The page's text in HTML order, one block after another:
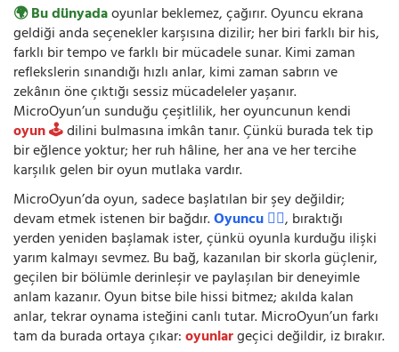
🌍 Bu dünyadaoyunlar beklemez, çağırır. Oyuncu ekrana
geldiği anda seçenekler karşısına dizilir; her biri farklı bir his,
farklı bir tempo ve farklı bir mücadele sunar. Kimi zaman
reflekslerin sınandığı hızlı anlar, kimi zaman sabrın ve
zekânın öne çıktığı sessiz mücadeleler yaşanır.
MicroOyun’un sunduğu çeşitlilik, her oyuncunun kendi
oyun 🕹️dilini bulmasına imkân tanır. Çünkü burada tek tip
bir eğlence yoktur; her ruh hâline, her ana ve her tercihe
karşılık gelen bir oyun mutlaka vardır.
MicroOyun’da oyun, sadece başlatılan bir şey değildir;
devam etmek istenen bir bağdır.Oyuncu 🧍‍♂️, bıraktığı
yerden yeniden başlamak ister, çünkü oyunla kurduğu ilişki
yarım kalmayı sevmez. Bu bağ, kazanılan bir skorla güçlenir,
geçilen bir bölümle derinleşir ve paylaşılan bir deneyimle
anlam kazanır. Oyun bitse bile hissi bitmez; akılda kalan
anlar, tekrar oynama isteğini canlı tutar. MicroOyun’un farkı
tam da burada ortaya çıkar:oyunlargeçici değildir, iz bırakır.